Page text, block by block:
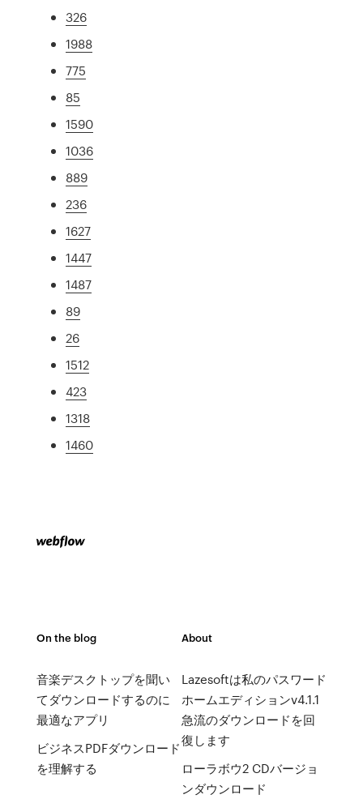
326
1988
775
85
1590
1036
889
236
1627
1447
1487
89
26
1512
423
1318
1460
On the blog
音楽デスクトップを聞い
てダウンロードするのに
最適なアプリ
ビジネスPDFダウンロード
を理解する
About
Lazesoftは私のパスワード
ホームエディションv4.1.1
急流のダウンロードを回
復します
ローラボウ2 CDバージョ
ンダウンロード